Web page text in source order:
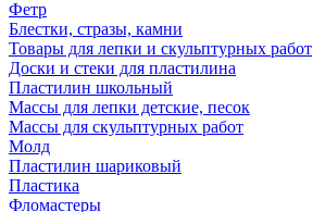
Фетр
Блестки, стразы, камни
Товары для лепки и скульптурных работ
Доски и стеки для пластилина
Пластилин школьный
Массы для лепки детские, песок
Массы для скульптурных работ
Молд
Пластилин шариковый
Пластика
Фломастеры